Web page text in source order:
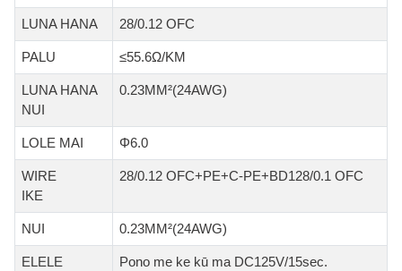
LUNA HANA 28/0.12 OFC
PALU ≤55.6Ω/KM
LUNA HANA
NUI
0.23MM²(24AWG)
LOLE MAI Φ6.0
WIRE
IKE
28/0.12 OFC+PE+C-PE+BD128/0.1 OFC
NUI 0.23MM²(24AWG)
ELELE
Pono me ke kū ma DC125V/15sec.